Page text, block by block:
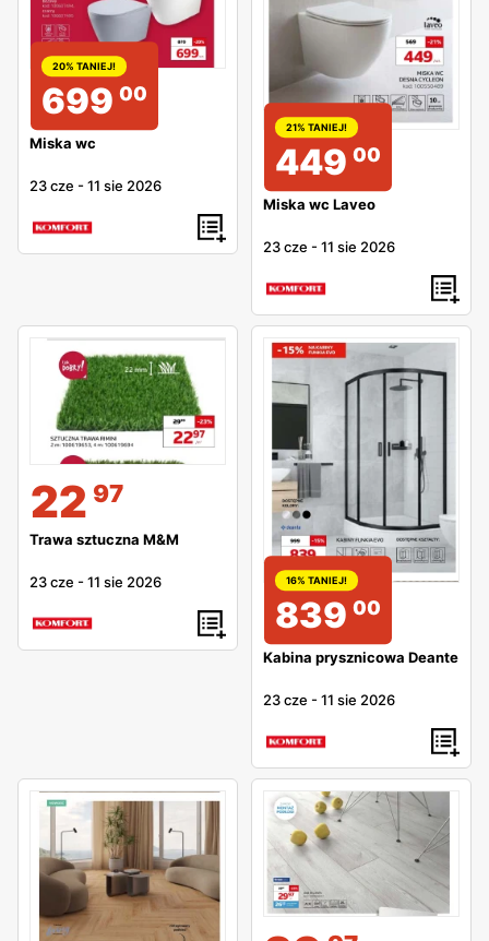
20% TANIEJ!
699 00
Miska wc
23 cze -11 sie 2026
21% TANIEJ!
449 00
Miska wc Laveo
23 cze -11 sie 2026
22 97
Trawa sztuczna M&M
23 cze -11 sie 2026 16% TANIEJ!
839 00
Kabina prysznicowa Deante
23 cze -11 sie 2026